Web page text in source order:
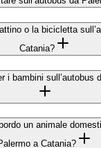
o la bicicletta
Catania?
i bambini sull’autobus
un animale
a Catania?